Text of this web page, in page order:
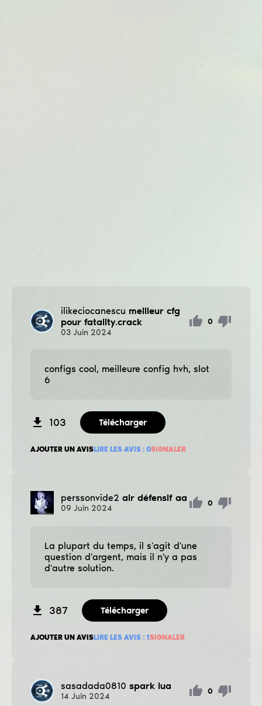
ilikeciocanescu meilleur cfg
pour fatality.crack
03 Juin 2024
0
configs cool, meilleure config hvh, slot
6
103 Télécharger
AJOUTER UN AVISLIRE LES AVIS : 0SIGNALER
perssonvide2 air défensif aa
09 Juin 2024
0
La plupart du temps, il s'agit d'une
question d'argent, mais il n'y a pas
d'autre solution.
387 Télécharger
AJOUTER UN AVISLIRE LES AVIS : 1SIGNALER
sasadada0810 spark lua
14 Juin 2024
0